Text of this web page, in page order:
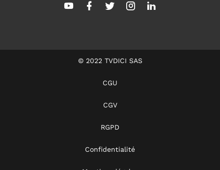
© 2022 TVDICI SAS
CGU
CGV
RGPD
Confidentialité